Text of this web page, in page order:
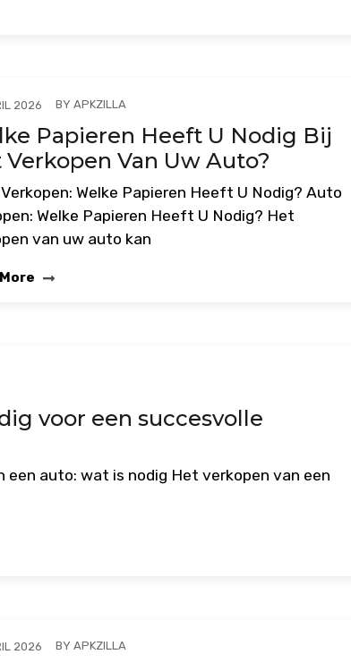
2026 BYAPKZILLA
Papieren Heeft U Nodig Bij
Verkopen Van Uw Auto?
Welke Papieren Heeft U Nodig? Auto
Welke Papieren Heeft U Nodig? Het
van uw auto kan
voor een succesvolle
een auto: wat is nodig Het verkopen van een
2026 BYAPKZILLA